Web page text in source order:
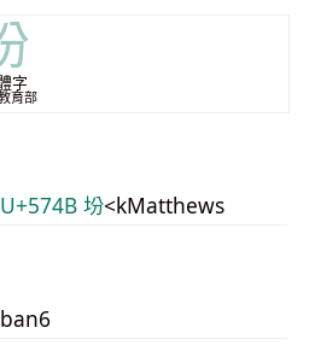
字
育部
U+574B 坋<kMatthews
ban6